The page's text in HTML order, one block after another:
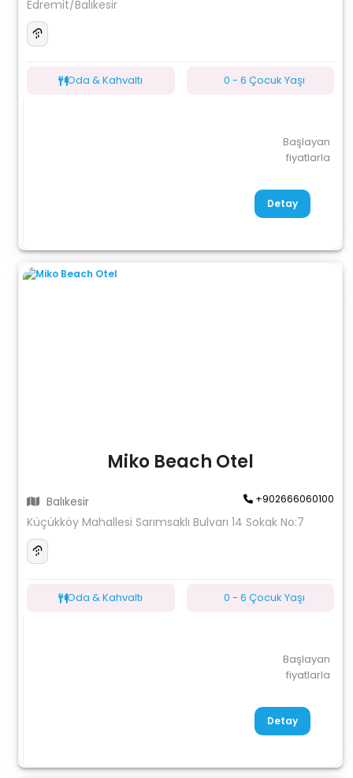
Edremit/Balıkesir
Oda & Kahvaltı 0 - 6 Çocuk Yaşı
Başlayan
fiyatlarla
Detay
Miko Beach Otel
Balıkesir +902666060100
Küçükköy Mahallesi Sarımsaklı Bulvarı 14 Sokak No:7
Oda & Kahvaltı 0 - 6 Çocuk Yaşı
Başlayan
fiyatlarla
Detay